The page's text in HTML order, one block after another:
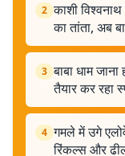
2 काशी
का तांता, अब
3 बाबा धाम
तैयार कर रहा
4 गमले में उगे
रिंकल्स और